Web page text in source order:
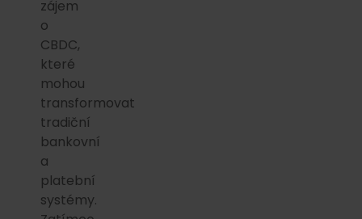
zájem
o
CBDC,
které
mohou
transformovat
tradiční
bankovní
a
platební
systémy.